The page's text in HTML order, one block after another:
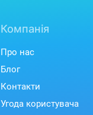
Компанія
Про нас
Блог
Контакти
Угода користувача